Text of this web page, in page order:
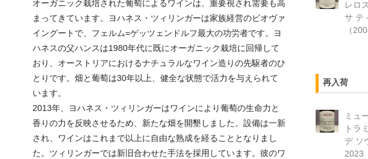
オーガニック栽培された葡萄によるワインは、重要視され需要も高
まってきています。ヨハネス・ツィリンガーは家族経営のビオヴァ
イングートで、フェルム=ゲッツェンドルフ最大の功労者です。ヨ
ハネスの父ハンスは1980年代に既にオーガニック栽培に回帰して
おり、オーストリアにおけるナチュラルなワイン造りの先駆者のひ
とりです。畑と葡萄は30年以上、健全な状態で活力を与えられて
います。
2013年、ヨハネス・ツィリンガーはワインにより葡萄の生命力と
香りの力を反映させるため、新たな畑を開墾しました。設備は一新
され、ワインはこれまで以上に自由な熟成を経ることとなりまし
た。ツィリンガーでは新旧合わせた手法を採用しています。彼のワ
レロ
サ テ
（
再入荷
ミュ
トラ
デ ソ
2023